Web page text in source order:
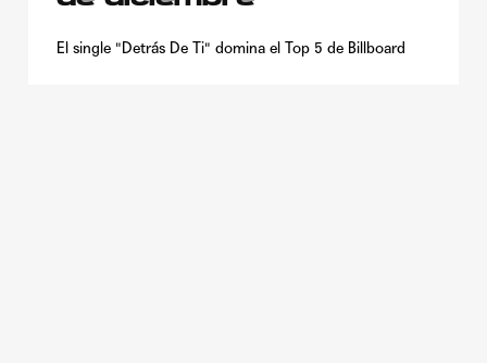
El single "Detrás De Ti" domina el Top 5 de Billboard